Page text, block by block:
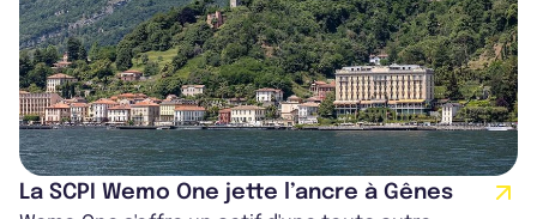
La SCPI Wemo One jette l’ancre à Gênes